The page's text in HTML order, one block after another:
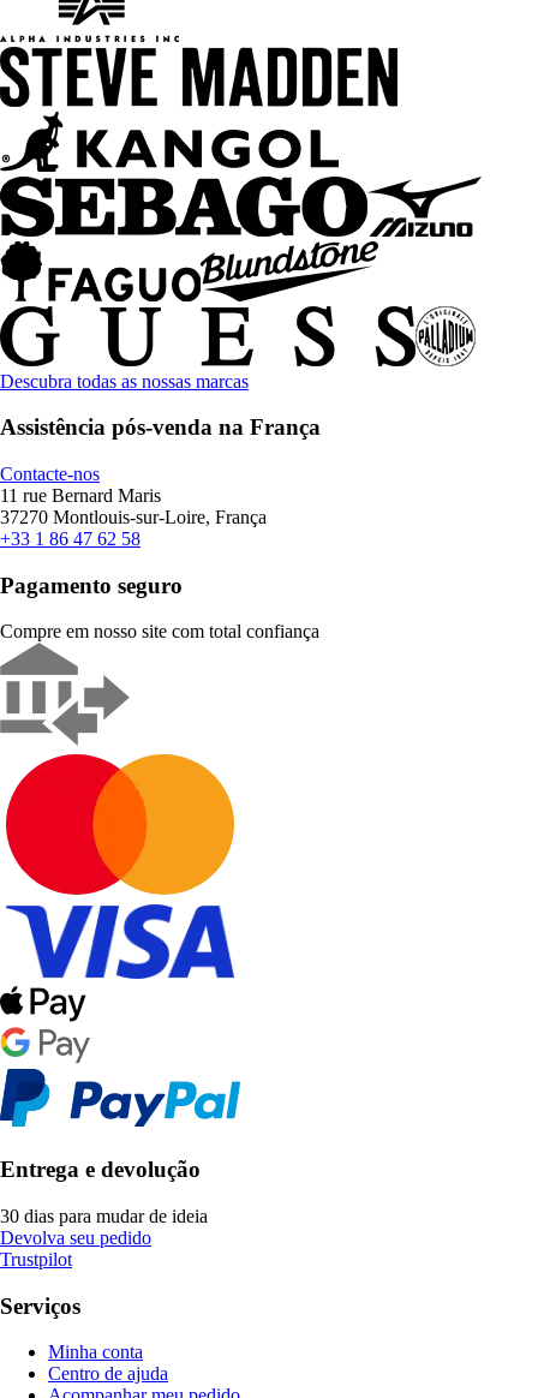
Descubra todas as nossas marcas
Assistência pós-venda na França
Contacte-nos
11 rue Bernard Maris
37270 Montlouis-sur-Loire, França
+33 1 86 47 62 58
Pagamento seguro
Compre em nosso site com total confiança
Entrega e devolução
30 dias para mudar de ideia
Devolva seu pedido
Trustpilot
Serviços
Minha conta
Centro de ajuda